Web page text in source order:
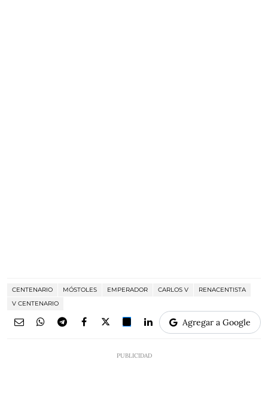
CENTENARIO MÓSTOLES EMPERADOR CARLOS V
RENACENTISTA
V CENTENARIO
Agregar a Google